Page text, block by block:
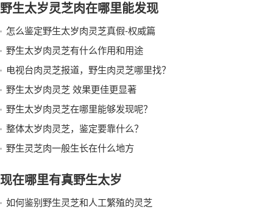
野生太岁灵芝肉在哪里能发现
怎么鉴定野生太岁肉灵芝真假-权威篇
野生太岁肉灵芝有什么作用和用途
电视台肉灵芝报道，野生肉灵芝哪里找？
野生太岁肉灵芝 效果更佳更显著
野生太岁肉灵芝在哪里能够发现呢？
整体太岁肉灵芝，鉴定要靠什么？
野生灵芝肉一般生长在什么地方
现在哪里有真野生太岁
如何鉴别野生灵芝和人工繁殖的灵芝